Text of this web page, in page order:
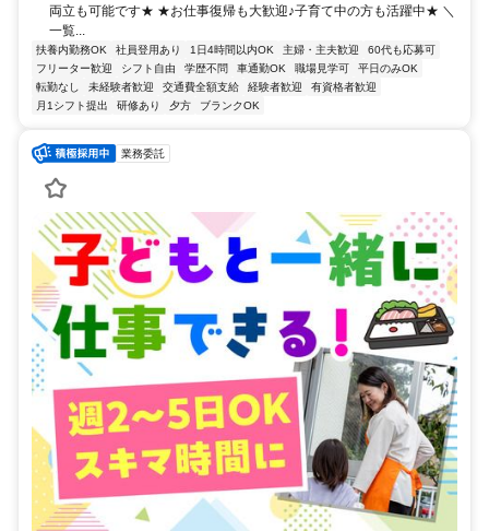
両立も可能です★ ★お仕事復帰も大歓迎♪子育て中の方も活躍中★ ＼
一覧...
扶養内勤務OK 社員登用あり 1日4時間以内OK 主婦・主夫歓迎
60代も応募可
フリーター歓迎
シフト自由 学歴不問 車通勤OK 職場見学可
平日のみOK
転勤なし
未経験者歓迎 交通費全額支給 経験者歓迎
有資格者歓迎
月1シフト提出
研修あり 夕方 ブランクOK
業務委託